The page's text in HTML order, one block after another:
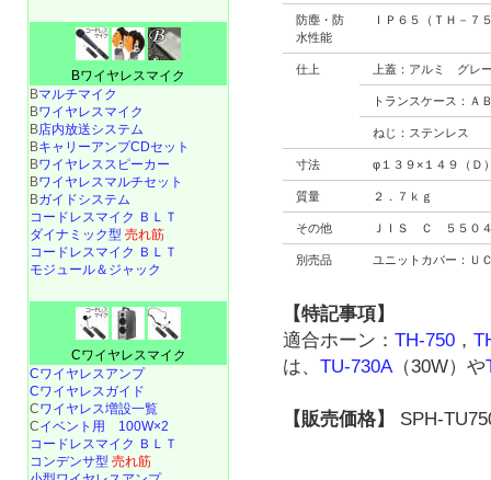
防塵・防
水性能
ＩＰ６５（ＴＨ－７
仕上 上蓋：アルミ グレ
トランスケース：
ねじ：ステンレス
寸法 φ１３９×１４９（Ｄ
質量 ２．７ｋｇ
その他 ＪＩＳ Ｃ ５５０４
別売品 ユニットカバー：Ｕ
【特記事項】
適合ホーン：TH-750 ，
は、TU-730A（30W）や
【販売価格】 SPH-
Bワイヤレスマイク
Bマルチマイク
Bワイヤレスマイク
B店内放送システム
BキャリーアンプCDセット
Bワイヤレススピーカー
Bワイヤレスマルチセット
Bガイドシステム
コードレスマイク ＢＬＴ
ダイナミック型 売れ筋
コードレスマイク ＢＬＴ
モジュール＆ジャック
Cワイヤレスマイク
Cワイヤレスアンプ
Cワイヤレスガイド
Cワイヤレス増設一覧
Cイベント用 100W×2
コードレスマイク ＢＬＴ
コンデンサ型 売れ筋